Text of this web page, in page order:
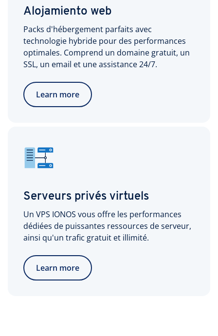
Alojamiento web
Packs d'hébergement parfaits avec
technologie hybride pour des performances
optimales. Comprend un domaine gratuit, un
SSL, un email et une assistance 24/7.
Learn more
Serveurs privés virtuels
Un VPS IONOS vous offre les performances
dédiées de puissantes ressources de serveur,
ainsi qu'un trafic gratuit et illimité.
Learn more